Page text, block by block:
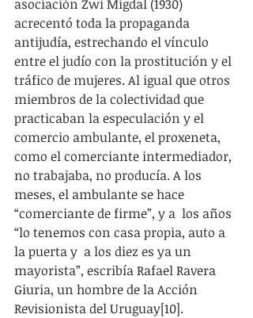
asociación Zwi Migdal (1930)
acrecentó toda la propaganda
antijudía, estrechando el vínculo
entre el judío con la prostitución y el
tráfico de mujeres. Al igual que otros
miembros de la colectividad que
practicaban la especulación y el
comercio ambulante, el proxeneta,
como el comerciante intermediador,
no trabajaba, no producía. A los
meses, el ambulante se hace
“comerciante de firme”, y a  los años
“lo tenemos con casa propia, auto a
la puerta y  a los diez es ya un
mayorista”, escribía Rafael Ravera
Giuria, un hombre de la Acción
Revisionista del Uruguay[10].